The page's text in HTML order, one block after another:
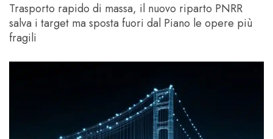
Trasporto rapido di massa, il nuovo riparto PNRR
salva i target ma sposta fuori dal Piano le opere più
fragili